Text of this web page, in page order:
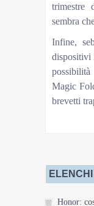
trimestre
sembra
Infine,
dispositivi
Magic
brevetti
Honor: